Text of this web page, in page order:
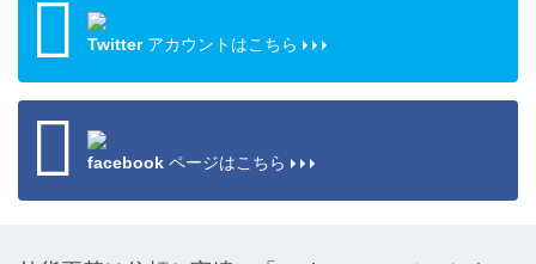
Twitterアカウントはこちら
facebook ページはこちら